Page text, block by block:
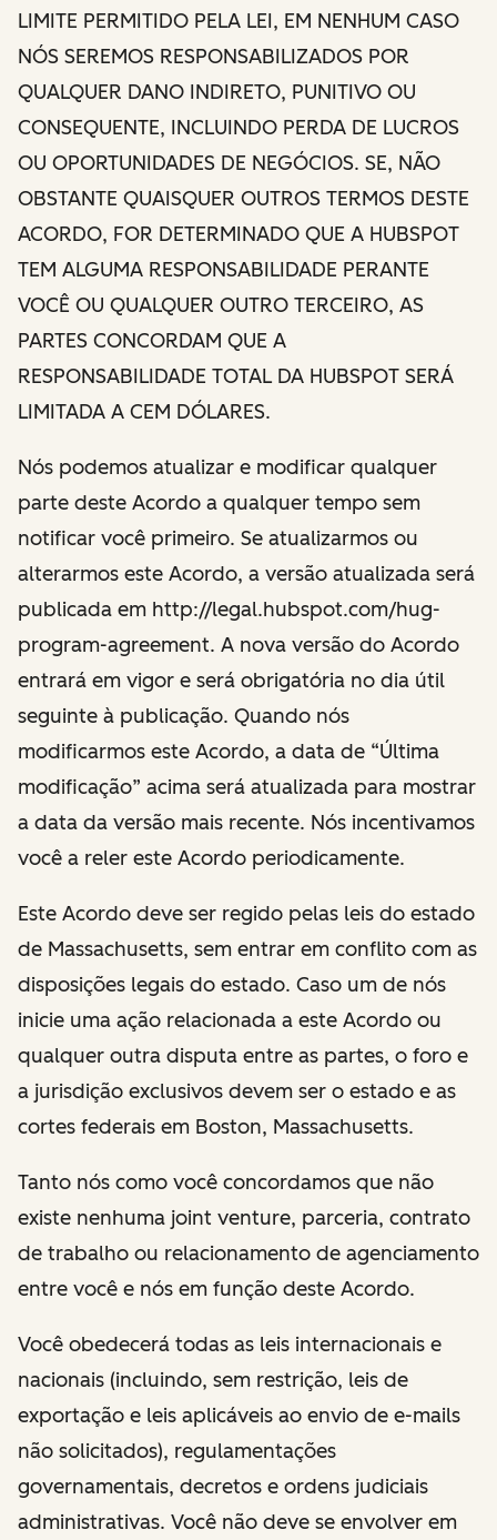
LIMITE PERMITIDO PELA LEI, EM NENHUM CASO
NÓS SEREMOS RESPONSABILIZADOS POR
QUALQUER DANO INDIRETO, PUNITIVO OU
CONSEQUENTE, INCLUINDO PERDA DE LUCROS
OU OPORTUNIDADES DE NEGÓCIOS. SE, NÃO
OBSTANTE QUAISQUER OUTROS TERMOS DESTE
ACORDO, FOR DETERMINADO QUE A HUBSPOT
TEM ALGUMA RESPONSABILIDADE PERANTE
VOCÊ OU QUALQUER OUTRO TERCEIRO, AS
PARTES CONCORDAM QUE A
RESPONSABILIDADE TOTAL DA HUBSPOT SERÁ
LIMITADA A CEM DÓLARES.
Nós podemos atualizar e modificar qualquer
parte deste Acordo a qualquer tempo sem
notificar você primeiro. Se atualizarmos ou
alterarmos este Acordo, a versão atualizada será
publicada em http://legal.hubspot.com/hug-
program-agreement. A nova versão do Acordo
entrará em vigor e será obrigatória no dia útil
seguinte à publicação. Quando nós
modificarmos este Acordo, a data de “Última
modificação” acima será atualizada para mostrar
a data da versão mais recente. Nós incentivamos
você a reler este Acordo periodicamente.
Este Acordo deve ser regido pelas leis do estado
de Massachusetts, sem entrar em conflito com as
disposições legais do estado. Caso um de nós
inicie uma ação relacionada a este Acordo ou
qualquer outra disputa entre as partes, o foro e
a jurisdição exclusivos devem ser o estado e as
cortes federais em Boston, Massachusetts.
Tanto nós como você concordamos que não
existe nenhuma joint venture, parceria, contrato
de trabalho ou relacionamento de agenciamento
entre você e nós em função deste Acordo.
Você obedecerá todas as leis internacionais e
nacionais (incluindo, sem restrição, leis de
exportação e leis aplicáveis ao envio de e-mails
não solicitados), regulamentações
governamentais, decretos e ordens judiciais
administrativas. Você não deve se envolver em